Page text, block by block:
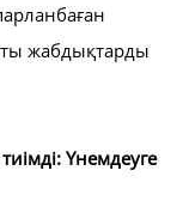
жабдықтарды
Үнемдеуге